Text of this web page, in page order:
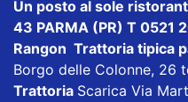
Un posto al sole
43 PARMA (PR) T 0521
Rangon Trattoria tipica
Borgo delle Colonne, 26
Trattoria Scarica Via